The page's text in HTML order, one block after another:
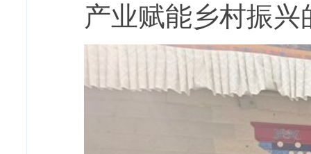
产业赋能乡村振